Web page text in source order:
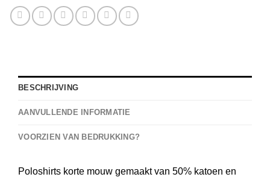
BESCHRIJVING
AANVULLENDE INFORMATIE
VOORZIEN VAN BEDRUKKING?
Poloshirts korte mouw gemaakt van 50% katoen en